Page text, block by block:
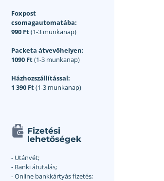
Foxpost
csomagautomatába:
990 Ft(1-3 munkanap)
Packeta átvevőhelyen:
1090 Ft(1-3 munkanap)
Házhozszállítással:
1 390 Ft(1-3 munkanap)
Fizetési
lehetőségek
- Utánvét;
- Banki átutalás;
- Online bankkártyás fizetés;